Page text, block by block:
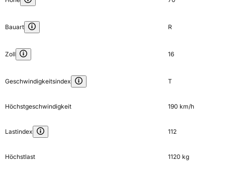
Bauart R
Zoll 16
Geschwindigkeitsindex T
Höchstgeschwindigkeit 190 km/h
Lastindex 112
Höchstlast 1120 kg